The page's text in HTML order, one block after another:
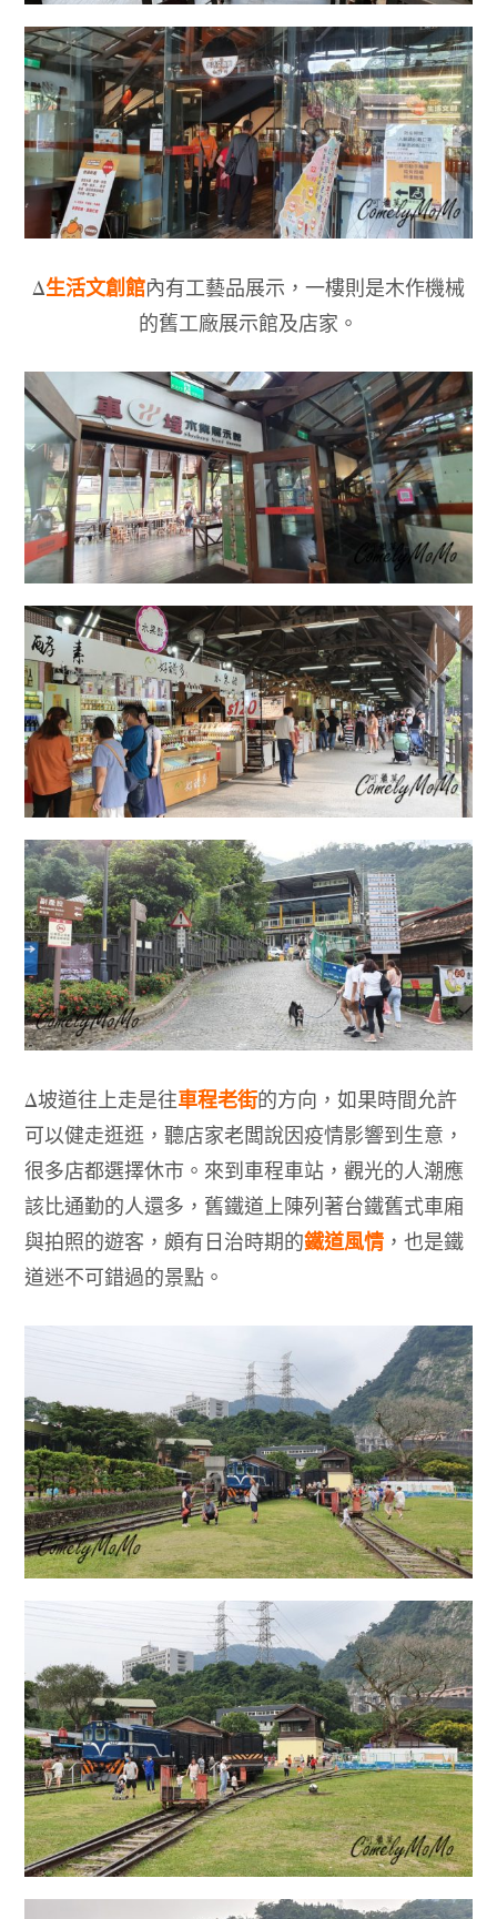
Δ生活文創館內有工藝品展示，一樓則是木作機械
的舊工廠展示館及店家。
Δ坡道往上走是往車程老街的方向，如果時間允許
可以健走逛逛，聽店家老闆說因疫情影響到生意，
很多店都選擇休市。來到車程車站，觀光的人潮應
該比通勤的人還多，舊鐵道上陳列著台鐵舊式車廂
與拍照的遊客，頗有日治時期的鐵道風情 ，也是鐵
道迷不可錯過的景點。